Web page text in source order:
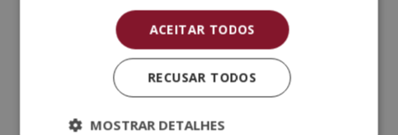
ACEITAR TODOS
RECUSAR TODOS
MOSTRAR DETALHES